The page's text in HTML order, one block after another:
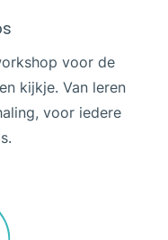
voor de
kijkje. Van leren
voor iedere